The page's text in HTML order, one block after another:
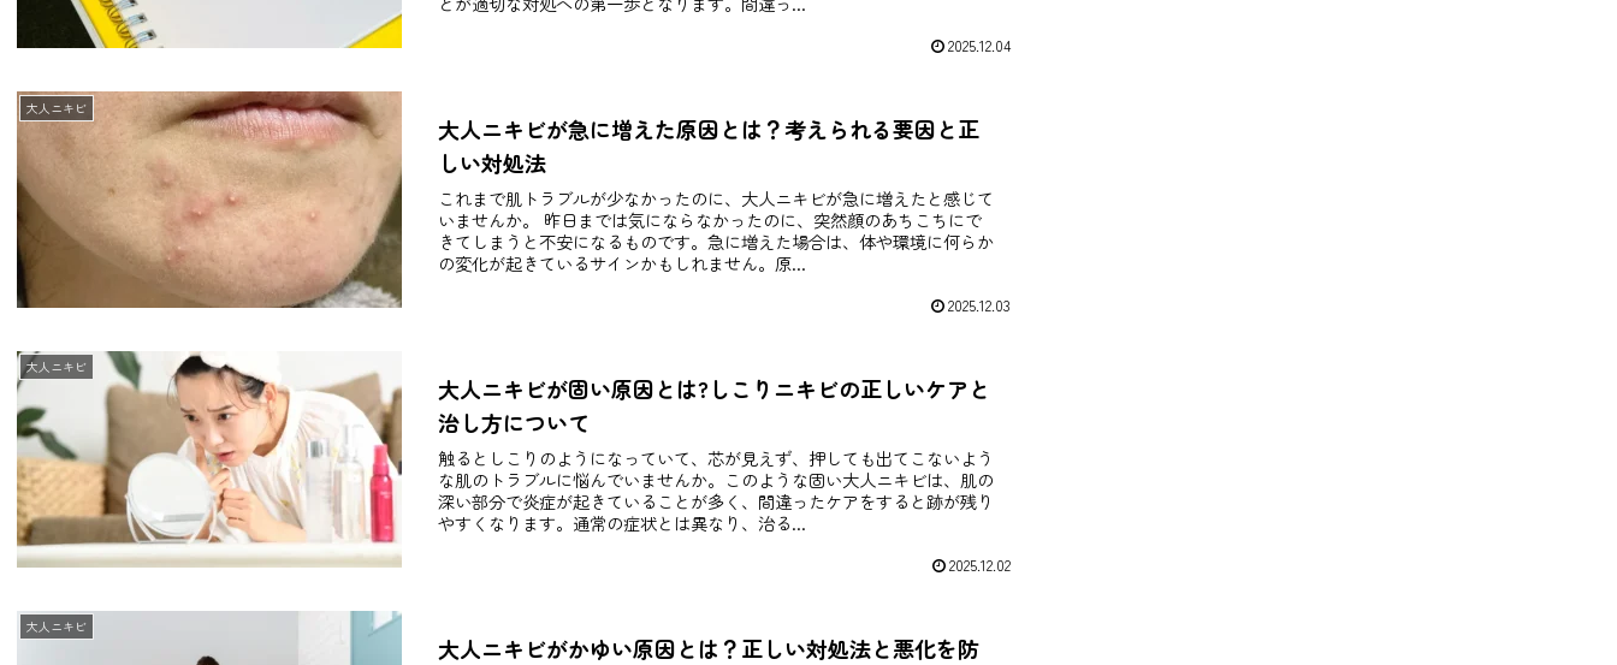
2025.12.04
大人ニキビ
大人ニキビが急に増えた原因とは？考えられる要因と正
しい対処法
これまで肌トラブルが少なかったのに、大人ニキビが急に増えたと感じて
いませんか。 昨日までは気にならなかったのに、突然顔のあちこちにで
きてしまうと不安になるものです。急に増えた場合は、体や環境に何らか
の変化が起きているサインかもしれません。原...
2025.12.03
大人ニキビ
大人ニキビが固い原因とは?しこりニキビの正しいケアと
治し方について
触るとしこりのようになっていて、芯が見えず、押しても出てこないよう
な肌のトラブルに悩んでいませんか。このような固い大人ニキビは、肌の
深い部分で炎症が起きていることが多く、間違ったケアをすると跡が残り
やすくなります。通常の症状とは異なり、治る...
2025.12.02
大人ニキビ
大人ニキビがかゆい原因とは？正しい対処法と悪化を防